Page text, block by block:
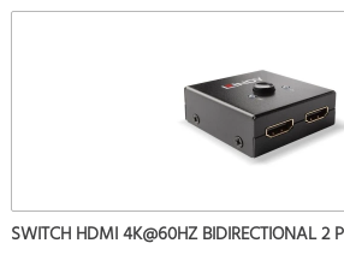
SWITCH HDMI 4K@60HZ BIDIRECTIONAL 2